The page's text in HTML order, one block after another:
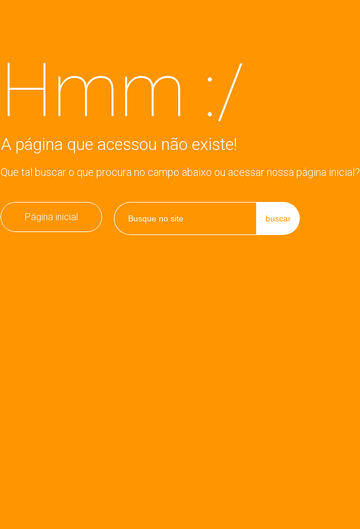
Hmm :/
A página que acessou não existe!
Que tal buscar o que procura no campo abaixo ou acessar nossa página inicial?
Página inicial